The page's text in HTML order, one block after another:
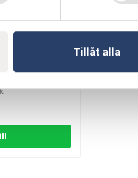
Tillåt alla
slangar manuellt. Den
och slangsystem